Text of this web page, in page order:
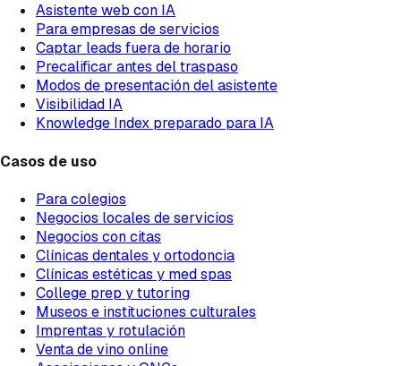
Asistente web con IA
Para empresas de servicios
Captar leads fuera de horario
Precalificar antes del traspaso
Modos de presentación del asistente
Visibilidad IA
Knowledge Index preparado para IA
Casos de uso
Para colegios
Negocios locales de servicios
Negocios con citas
Clínicas dentales y ortodoncia
Clínicas estéticas y med spas
College prep y tutoring
Museos e instituciones culturales
Imprentas y rotulación
Venta de vino online